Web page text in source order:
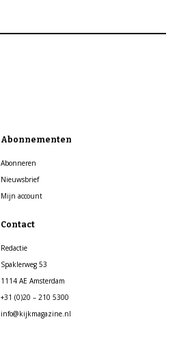
Abonnementen
Abonneren
Nieuwsbrief
Mijn account
Contact
Redactie
Spaklerweg 53
1114 AE Amsterdam
+31 (0)20 – 210 5300
info@kijkmagazine.nl